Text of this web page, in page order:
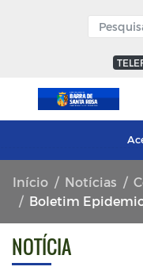
Início Notícias
Boletim Epidemiológico 03/
NOTÍCIA